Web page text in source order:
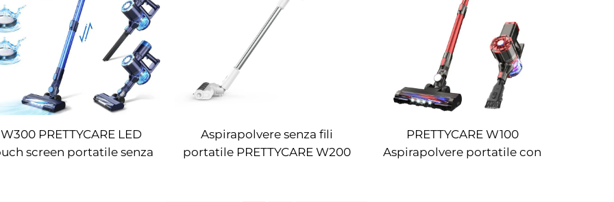
W300 PRETTYCARE LED
screen portatile senza
Aspirapolvere senza fili
portatile PRETTYCARE W200
PRETTYCARE W100
Aspirapolvere portatile con